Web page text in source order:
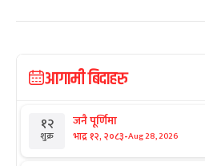
आगामी बिदाहरु
१२
शुक्र
जनै पूर्णिमा
भाद्र १२, २०८३-Aug 28, 2026